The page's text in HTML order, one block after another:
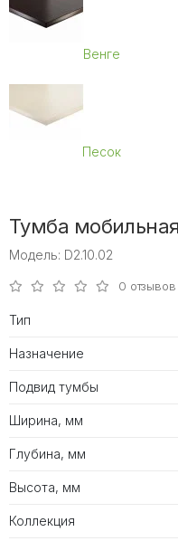
Венге
Песок
Тумба
Модель: D2.10.02
0 отзывов
Тип
Назначение
Подвид тумбы
Ширина, мм
Глубина, мм
Высота, мм
Коллекция